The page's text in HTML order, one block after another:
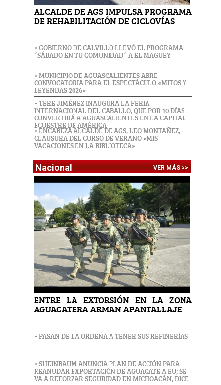
ALCALDE DE AGS IMPULSA PROGRAMA
DE REHABILITACIÓN DE CICLOVÍAS
• GOBIERNO DE CALVILLO LLEVÓ EL PROGRAMA
´SÁBADO EN TU COMUNIDAD´ A EL MAGUEY
• MUNICIPIO DE AGUASCALIENTES ABRE
CONVOCATORIA PARA EL ESPECTÁCULO «MITOS Y
LEYENDAS 2026»
• TERE JIMÉNEZ INAUGURA LA FERIA
INTERNACIONAL DEL CABALLO, QUE POR 10 DÍAS
CONVERTIRÁ A AGUASCALIENTES EN LA CAPITAL
ECUESTRE DE AMÉRICA
• ENCABEZA ALCALDE DE AGS, LEO MONTAÑEZ,
CLAUSURA DEL CURSO DE VERANO «MIS
VACACIONES EN LA BIBLIOTECA»
Nacional VER MÁS >>
ENTRE LA EXTORSIÓN EN LA ZONA
AGUACATERA ARMAN APANTALLAJE
• PASAN DE LA ORDEÑA A TENER SUS REFINERÍAS
• SHEINBAUM ANUNCIA PLAN DE ACCIÓN PARA
REANUDAR EXPORTACIÓN DE AGUACATE A EU; SE
VA A REFORZAR SEGURIDAD EN MICHOACÁN, DICE